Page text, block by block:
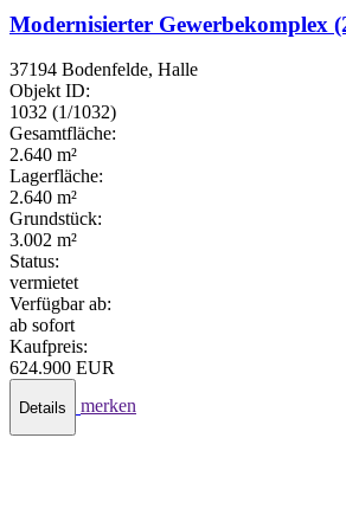
Modernisierter Gewerbekomplex
37194 Bodenfelde, Halle
Objekt ID:
1032 (1/1032)
Gesamtfläche:
2.640 m²
Lagerfläche:
2.640 m²
Grundstück:
3.002 m²
Status:
vermietet
Verfügbar ab:
ab sofort
Kaufpreis:
624.900 EUR
Details merken